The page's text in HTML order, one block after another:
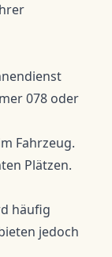
078 oder
Fahrzeug.
Plätzen.
häufig
jedoch